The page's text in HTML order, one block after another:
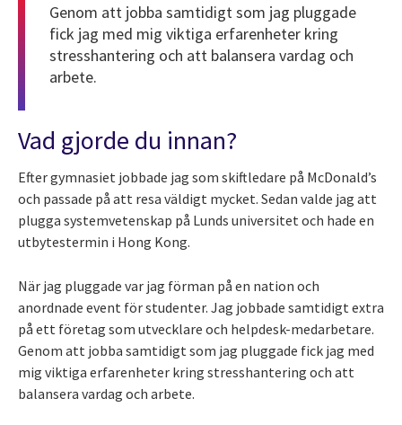
Genom att jobba samtidigt som jag pluggade
fick jag med mig viktiga erfarenheter kring
stresshantering och att balansera vardag och
arbete.
Vad gjorde du innan?
Efter gymnasiet jobbade jag som skiftledare på McDonald’s
och passade på att resa väldigt mycket. Sedan valde jag att
plugga systemvetenskap på Lunds universitet och hade en
utbytestermin i Hong Kong.
När jag pluggade var jag förman på en nation och
anordnade event för studenter. Jag jobbade samtidigt extra
på ett företag som utvecklare och helpdesk-medarbetare.
Genom att jobba samtidigt som jag pluggade fick jag med
mig viktiga erfarenheter kring stresshantering och att
balansera vardag och arbete.